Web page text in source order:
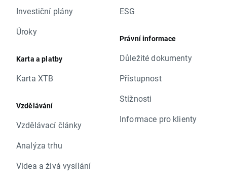
Investiční plány
Úroky
Karta a platby
Karta XTB
Vzdělávání
Vzdělávací články
Analýza trhu
Videa a živá vysílání
ESG
Právní informace
Důležité dokumenty
Přístupnost
Stížnosti
Informace pro klienty